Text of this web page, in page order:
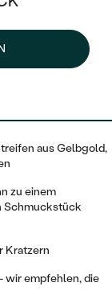
Lieferoptionen
aus Gelbgold,
zu einem
Schmuckstück
Kratzern
wir empfehlen, die